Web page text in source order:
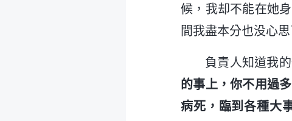
候，我却不能在她
間我盡本分也没心
負責人知道我
的事上，你不用過
病死，臨到各種大